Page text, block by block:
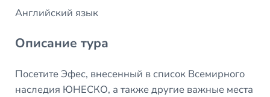
Английский язык
Описание тура
Посетите Эфес, внесенный в список Всемирного
наследия ЮНЕСКО, а также другие важные места